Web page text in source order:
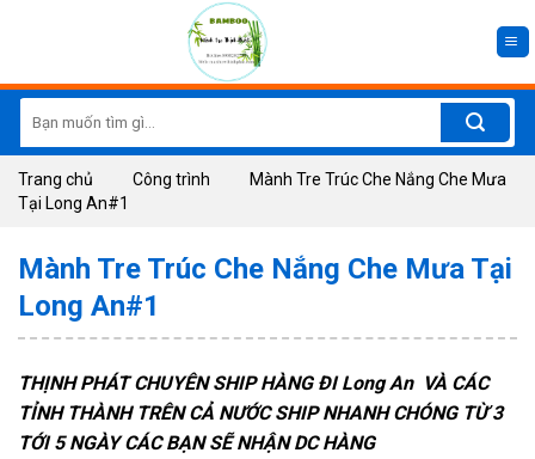
for:
Trang chủ Công trình
Mành Tre Trúc Che Nắng Che Mưa
Tại Long An#1
Mành Tre Trúc Che Nắng Che Mưa Tại
Long An#1
THỊNH PHÁT CHUYÊN SHIP HÀNG ĐI Long An VÀ CÁC
TỈNH THÀNH TRÊN CẢ NƯỚC SHIP NHANH CHÓNG TỪ 3
TỚI 5 NGÀY CÁC BẠN SẼ NHẬN DC HÀNG